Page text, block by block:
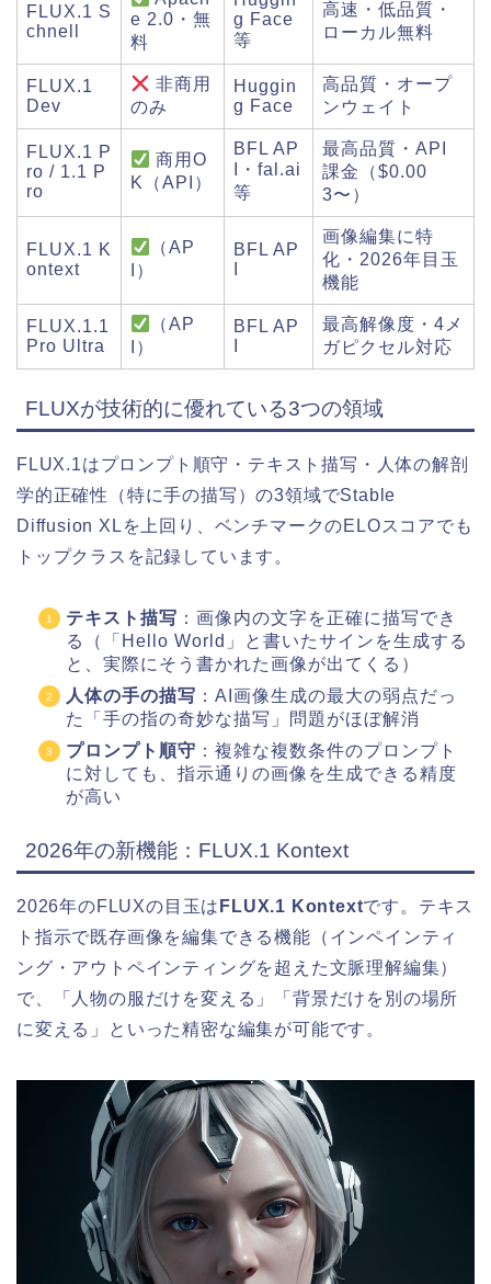
FLUX.1 S
chnell
e 2.0・無
料
g Face
等
高速・低品質・
ローカル無料
FLUX.1
Dev
非商用
のみ
Huggin
g Face
高品質・オープ
ンウェイト
FLUX.1 P
ro / 1.1 P
ro
商用O
K（API）
BFL AP
I・fal.ai
等
最高品質・API
課金（$0.00
3〜）
FLUX.1 K
ontext
（AP
I）
BFL AP
画像編集に特
化・2026年目玉
機能
FLUX.1.1
Pro Ultra
（AP
I）
BFL AP
最高解像度・4メ
ガピクセル対応
FLUXが技術的に優れている3つの領域
FLUX.1はプロンプト順守・テキスト描写・人体の解剖
学的正確性（特に手の描写）の3領域でStable
Diffusion XLを上回り、ベンチマークのELOスコアでも
トップクラスを記録しています。
テキスト描写 ：画像内の文字を正確に描写でき
る（「Hello World」と書いたサインを生成する
と、実際にそう書かれた画像が出てくる）
人体の手の描写 ：AI画像生成の最大の弱点だっ
た「手の指の奇妙な描写」問題がほぼ解消
プロンプト順守 ：複雑な複数条件のプロンプト
に対しても、指示通りの画像を生成できる精度
が高い
2026年の新機能：FLUX.1 Kontext
2026年のFLUXの目玉は FLUX.1 Kontextです。テキス
ト指示で既存画像を編集できる機能（インペインティ
ング・アウトペインティングを超えた文脈理解編集）
で、「人物の服だけを変える」「背景だけを別の場所
に変える」といった精密な編集が可能です。